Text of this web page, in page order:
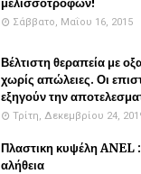
μελισσοτροφών!
Σάββατο, Μαΐου 16, 2015
Βέλτιστη θεραπεία με
χωρίς απώλειες. Οι
εξηγούν την
Τρίτη, Δεκεμβρίου 24,
Πλαστικη κυψέλη ANEL
αλήθεια